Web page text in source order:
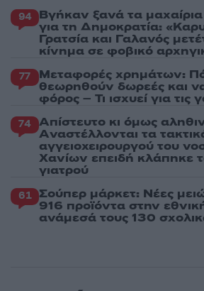
94 Βγήκαν ξανά τα
για τη Δημοκρατία:
Γρατσία και Γαλανός
κίνημα σε φοβικό
77 Μεταφορές χρημάτων:
θεωρηθούν δωρεές και
φόρος – Τι ισχυεί για τις
74 Απίστευτο κι όμως
Aναστέλλονται τα
αγγειοχειρουργού του
Χανίων επειδή κλάπηκε
γιατρού
61 Σούπερ μάρκετ: Νέες
916 προϊόντα στην
ανάμεσά τους 130